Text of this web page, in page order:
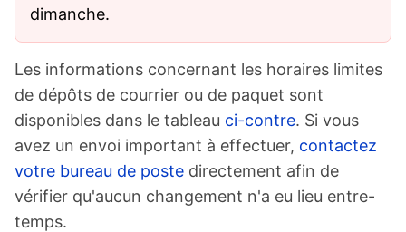
dimanche.
Les informations concernant les horaires limites
de dépôts de courrier ou de paquet sont
disponibles dans le tableau ci-contre. Si vous
avez un envoi important à effectuer, contactez
votre bureau de poste directement afin de
vérifier qu'aucun changement n'a eu lieu entre-
temps.